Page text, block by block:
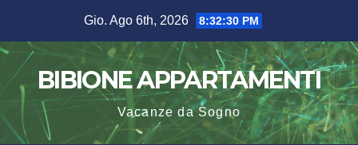
contenuto
Gio. Ago 6th, 2026 8:32:30 PM
BIBIONE APPARTAMENTI
Vacanze da Sogno